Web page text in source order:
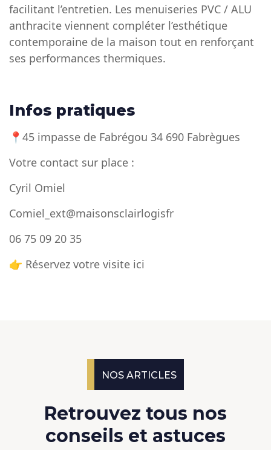
facilitant l’entretien. Les menuiseries PVC / ALU
anthracite viennent compléter l’esthétique
contemporaine de la maison tout en renforçant
ses performances thermiques.
Infos pratiques
📍45 impasse de Fabrégou 34 690 Fabrègues
Votre contact sur place :
Cyril Omiel
Comiel_ext@maisonsclairlogisfr
06 75 09 20 35
👉 Réservez votre visite ici
NOS ARTICLES
Retrouvez tous nos
conseils et astuces